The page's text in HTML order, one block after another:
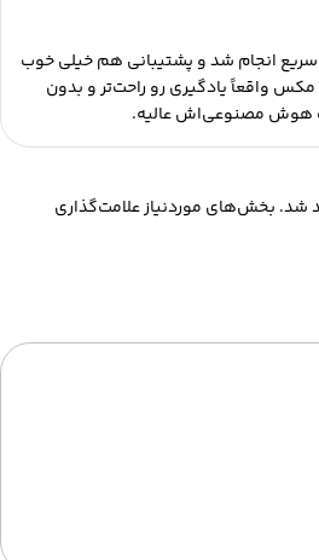
انجام شد و پشتیبانی هم خیلی خوب
واقعاً یادگیری رو راحت‌تر و بدون
هوش مصنوعی‌اش عالیه.
شد. بخش‌های موردنیاز علامت‌گذاری